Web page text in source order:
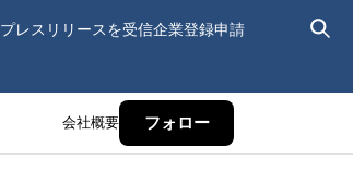
プレスリリースを受信企業登録申請
会社概要 フォロー